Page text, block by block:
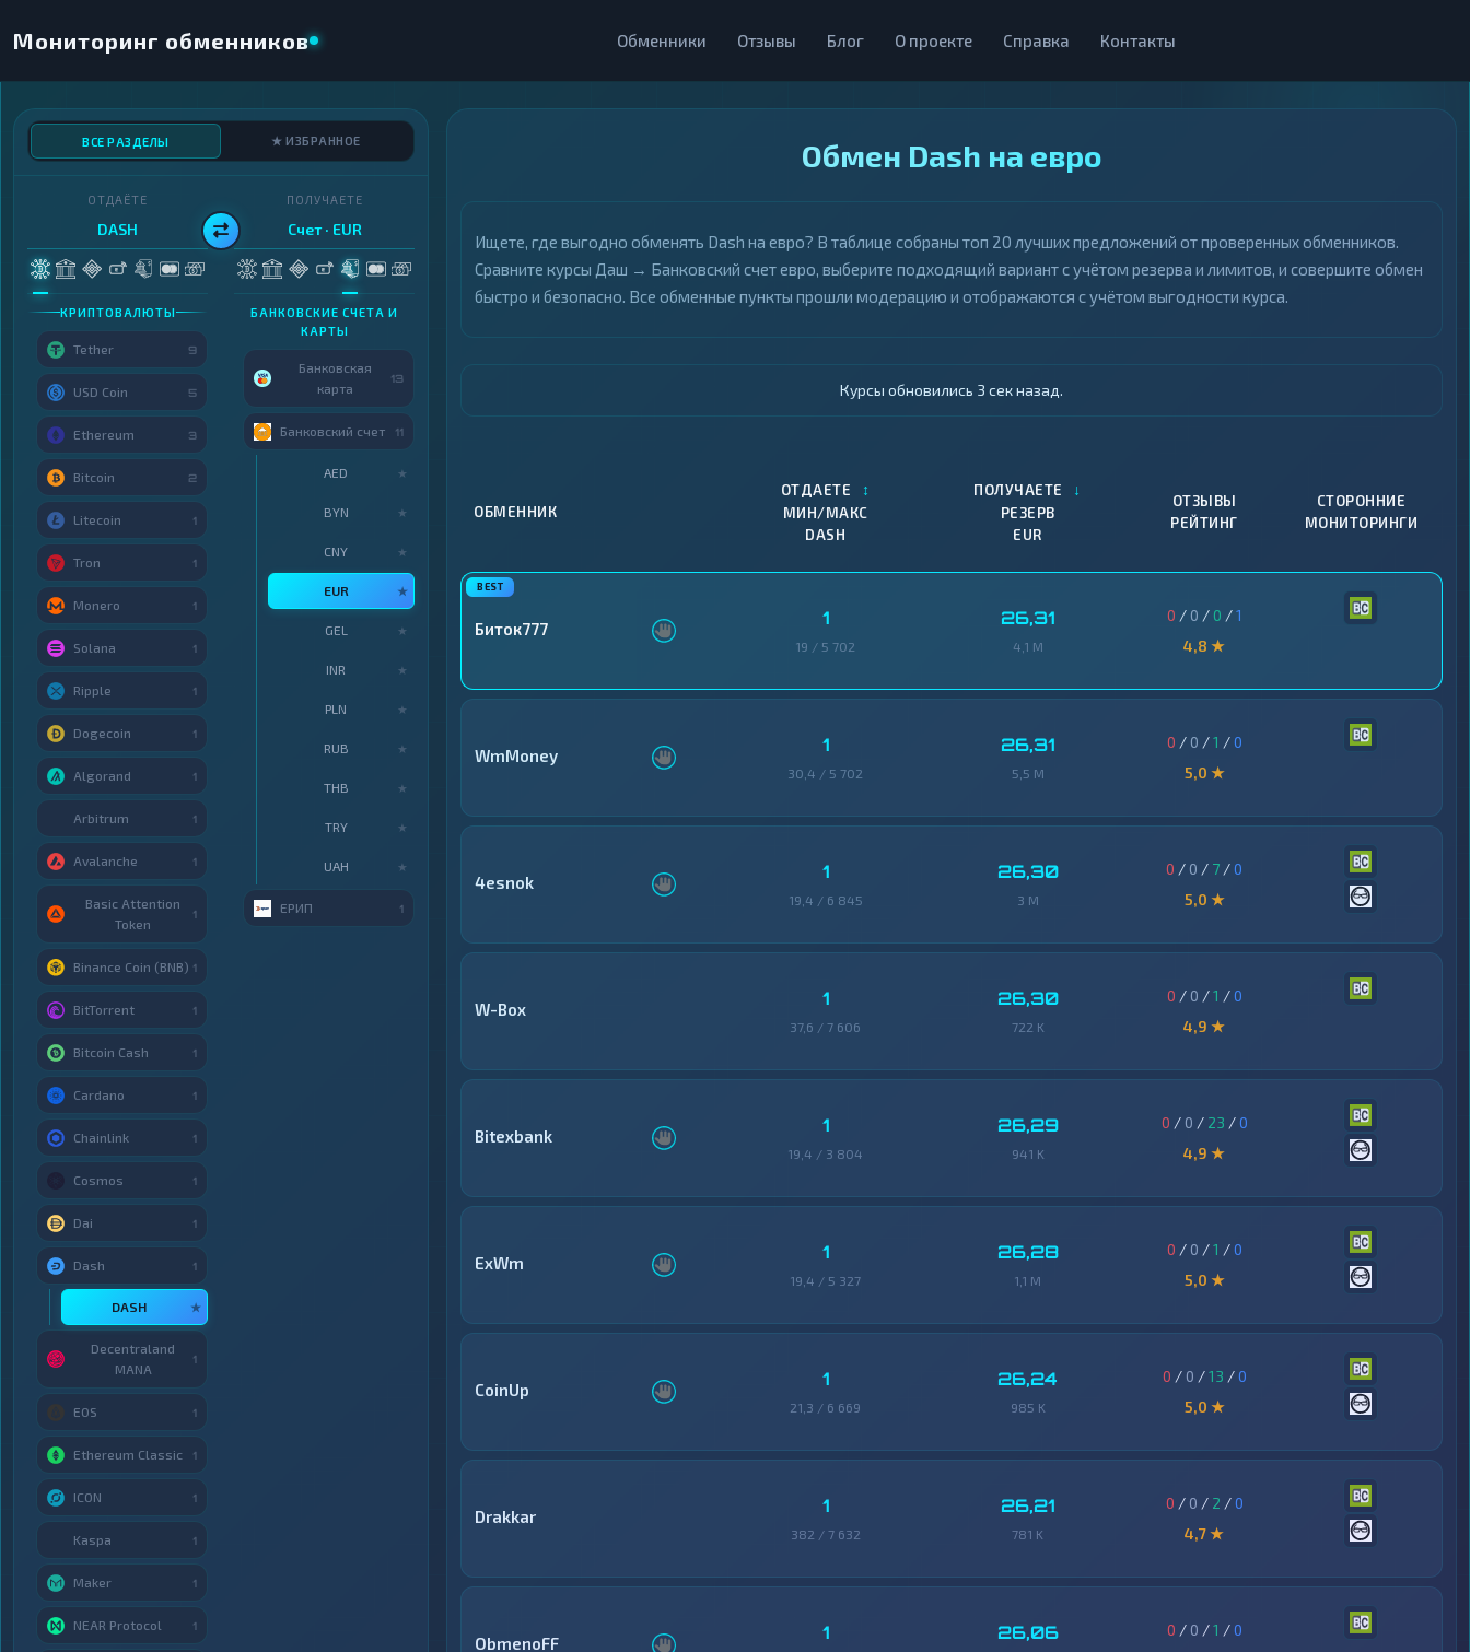
Мониторинг обменников Обменники Отзывы Блог О проекте Справка Контакты
Обмен Dash на евро
Ищете, где выгодно обменять Dash на евро? В таблице собраны топ 20 лучших предложений от проверенных обменников.
Сравните курсы Даш → Банковский счет евро, выберите подходящий вариант с учётом резерва и лимитов, и совершите обмен
быстро и безопасно. Все обменные пункты прошли модерацию и отображаются с учётом выгодности курса.
Курсы обновились 4 сек назад.
ОБМЕННИК
ОТДАЕТЕ ↕
МИН/МАКС
DASH
ПОЛУЧАЕТЕ ↓
РЕЗЕРВ
EUR
ОТЗЫВЫ
РЕЙТИНГ
СТОРОННИЕ
МОНИТОРИНГИ
Биток777 1
19 / 5 702
26,31
4,1 M
0 / 0 / 0 /1
4,8 ★
WmMoney 1
30,4 / 5 702
26,31
5,5 M
0 / 0 /1 /0
5,0 ★
4esnok 1
19,4 / 6 845
26,30
3 M
0 / 0 / 7 /0
5,0 ★
W-Box 1
37,6 / 7 606
26,30
722 K
0 / 0 /1 /0
4,9 ★
Bitexbank 1
19,4 / 3 804
26,29
941 K
0 / 0 / 23 /0
4,9 ★
ExWm 1
19,4 / 5 327
26,28
1,1 M
0 / 0 /1 /0
5,0 ★
CoinUp 1
21,3 / 6 669
26,24
985 K
0 / 0 /13 /0
5,0 ★
Drakkar 1
382 / 7 632
26,21
781 K
0 / 0 / 2 /0
4,7 ★
ObmenoFF 1 26,06 0 / 0 /1 /0
ВСЕ РАЗДЕЛЫ ★ ИЗБРАННОЕ
ОТДАЁТЕ
DASH
КРИПТОВАЛЮТЫ
Tether 9
USD Coin 5
Ethereum 3
Bitcoin 2
Litecoin 1
Tron 1
Monero 1
Solana 1
Ripple 1
Dogecoin 1
Algorand 1
Arbitrum 1
Avalanche 1
Basic Attention
Token
1
Binance Coin (BNB) 1
BitTorrent 1
Bitcoin Cash 1
Cardano 1
Chainlink 1
Cosmos 1
Dai 1
Dash 1
DASH ★
Decentraland
MANA
1
EOS 1
Ethereum Classic 1
ICON 1
Kaspa 1
Maker 1
NEAR Protocol 1
ПОЛУЧАЕТЕ
Счет · EUR
БАНКОВСКИЕ СЧЕТА И
КАРТЫ
Банковская
карта
13
Банковский счет 11
AED ★
BYN ★
CNY ★
EUR ★
GEL ★
INR ★
PLN ★
RUB ★
THB ★
TRY ★
UAH ★
ЕРИП 1